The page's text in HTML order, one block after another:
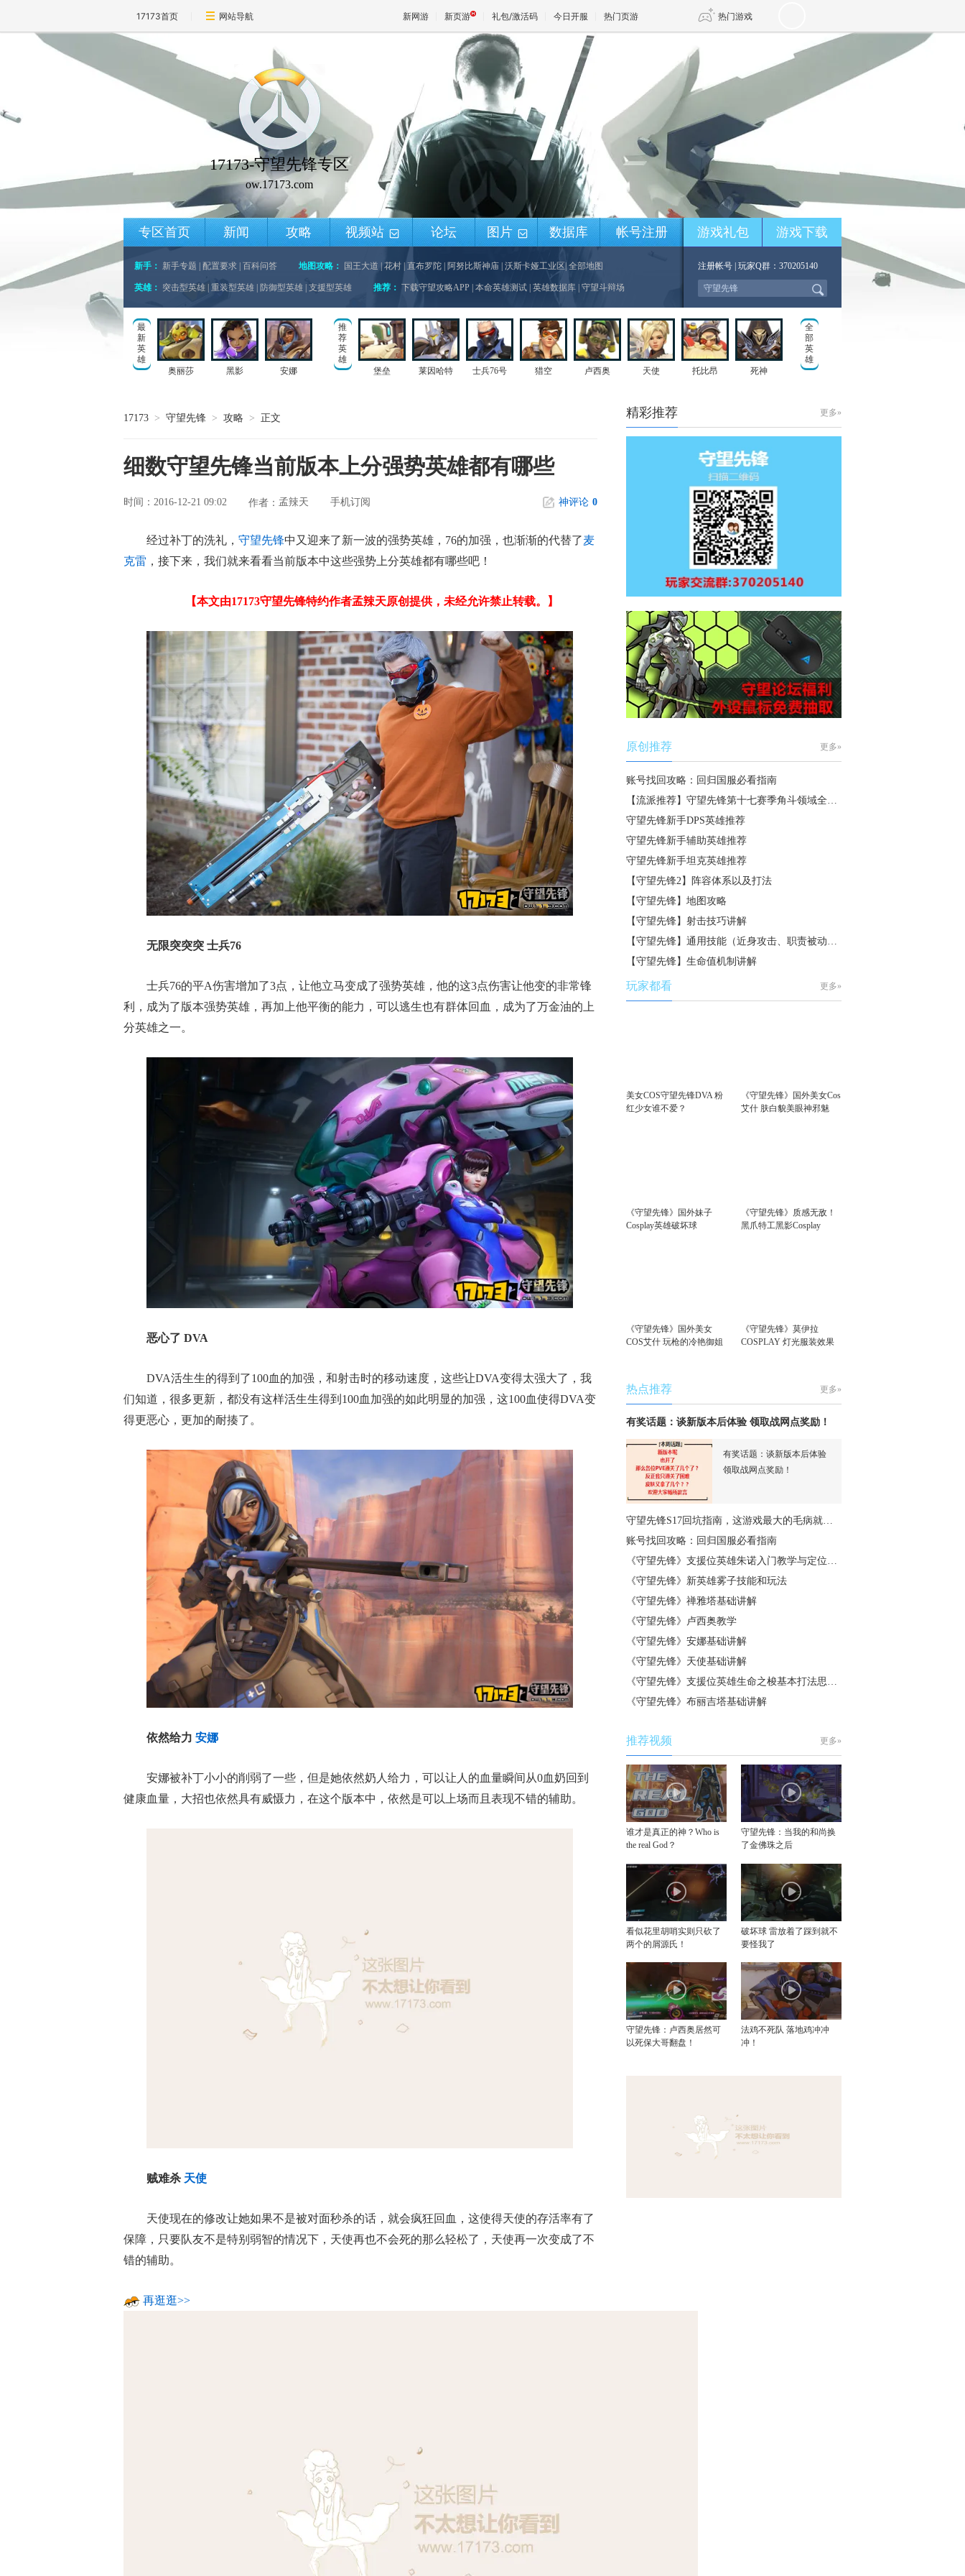
17173首页 网站导航 新网游 新页游 礼包/激活码 今日开服 热门页游 热门游戏
DNF
剑网3旗舰版 新天龙八部
王权与自由 诛仙世界 新仙侠5
17173-守望先锋专区
ow.17173.com
专区首页 新闻 攻略 视频站 + 论坛 图片 + 数据库 帐号注册
新手： 新手专题 配置要求 百科问答 地图攻略： 国王大道 |花村 直布罗陀 阿努比斯神庙 沃斯卡娅工业区 全部地图
英雄： 突击型英雄 重装型英雄 防御型英雄 支援型英雄 推荐： 下载守望攻略APP 本命英雄测试 英雄数据库 守望斗辩场
游戏礼包 游戏下载
注册帐号 | 玩家Q群：370205140
*
最
新
英
雄
奥丽莎
黑影 安娜
推
荐
英
雄
堡垒
莱因哈特 士兵76号 猎空 卢西奥 天使 托比昂 死神
全
部
英
雄
17173 > 守望先锋 > 攻略 > 正文
细数守望先锋当前版本上分强势英雄都有哪些
时间：2016-12-21 09:02 作者： 孟辣天 手机订阅 神评论 0
经过补丁的洗礼， 守望先锋中又迎来了新一波的强势英雄，76的加强，也渐渐的代替了麦
克雷 ，接下来，我们就来看看当前版本中这些强势上分英雄都有哪些吧！
【本文由17173守望先锋特约作者孟辣天原创提供，未经允许禁止转载。】
无限突突突 士兵76
士兵76的平A伤害增加了3点，让他立马变成了强势英雄，他的这3点伤害让他变的非常锋
利，成为了版本强势英雄，再加上他平衡的能力，可以逃生也有群体回血，成为了万金油的上
分英雄之一。
恶心了 DVA
DVA活生生的得到了100血的加强，和射击时的移动速度，这些让DVA变得太强大了，我
们知道，很多更新，都没有这样活生生得到100血加强的如此明显的加强，这100血使得DVA变
得更恶心，更加的耐揍了。
依然给力 安娜
安娜被补丁小小的削弱了一些，但是她依然奶人给力，可以让人的血量瞬间从0血奶回到
健康血量，大招也依然具有威慑力，在这个版本中，依然是可以上场而且表现不错的辅助。
贼难杀 天使
天使现在的修改让她如果不是被对面秒杀的话，就会疯狂回血，这使得天使的存活率有了
保障，只要队友不是特别弱智的情况下，天使再也不会死的那么轻松了，天使再一次变成了不
错的辅助。
再逛逛>>
精彩推荐 更多»
原创推荐 更多»
账号找回攻略：回归国服必看指南
【流派推荐】守望先锋第十七赛季角斗领域全…
守望先锋新手DPS英雄推荐
守望先锋新手辅助英雄推荐
守望先锋新手坦克英雄推荐
【守望先锋2】阵容体系以及打法
【守望先锋】地图攻略
【守望先锋】射击技巧讲解
【守望先锋】通用技能（近身攻击、职责被动…
【守望先锋】生命值机制讲解
玩家都看 更多»
美女COS守望先锋DVA 粉
红少女谁不爱？
《守望先锋》国外美女Cos
艾什 肤白貌美眼神邪魅
《守望先锋》国外妹子
Cosplay英雄破坏球
《守望先锋》质感无敌！
黑爪特工黑影Cosplay
《守望先锋》国外美女
COS艾什 玩枪的冷艳御姐
《守望先锋》莫伊拉
COSPLAY 灯光服装效果
热点推荐 更多»
有奖话题：谈新版本后体验 领取战网点奖励！
有奖话题：谈新版本后体验
领取战网点奖励！
守望先锋S17回坑指南，这游戏最大的毛病就…
账号找回攻略：回归国服必看指南
《守望先锋》支援位英雄朱诺入门教学与定位…
《守望先锋》新英雄雾子技能和玩法
《守望先锋》禅雅塔基础讲解
《守望先锋》卢西奥教学
《守望先锋》安娜基础讲解
《守望先锋》天使基础讲解
《守望先锋》支援位英雄生命之梭基本打法思…
《守望先锋》布丽吉塔基础讲解
推荐视频 更多»
谁才是真正的神？Who is
the real God？
守望先锋：当我的和尚换
了金佛珠之后
看似花里胡哨实则只砍了
两个的屑源氏！
破坏球 雷放着了踩到就不
要怪我了
守望先锋：卢西奥居然可
以死保大哥翻盘！
法鸡不死队 落地鸡冲冲
冲！